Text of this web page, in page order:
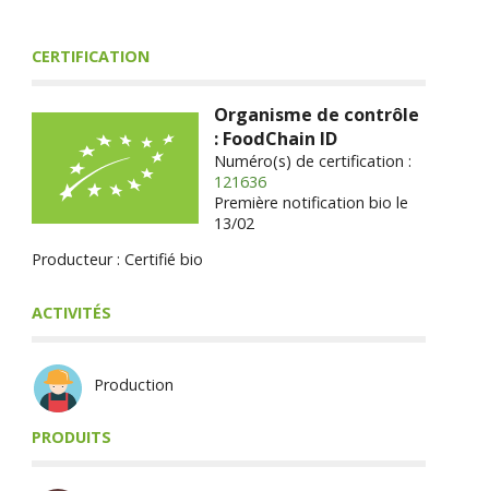
CERTIFICATION
Organisme de contrôle
: FoodChain ID
Numéro(s) de certification :
121636
Première notification bio le
13/02
Producteur : Certifié bio
ACTIVITÉS
Production
PRODUITS